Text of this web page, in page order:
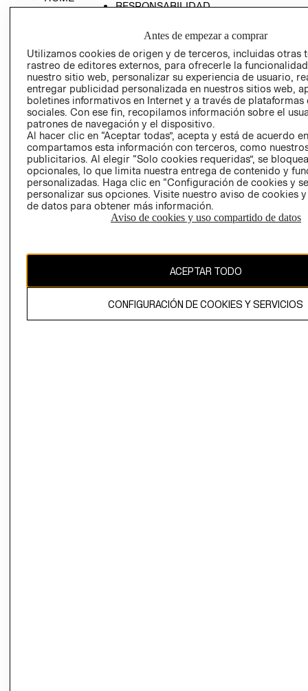
RESPONSABILIDAD
PRENSA
RELACIÓN CON
INVERSIONISTAS
POLÍTICA
EMPRESARIAL
NUESTRAS
- RETIRO EN
TIENDA
TÉRMINOS Y
CONDICIONES
PRIVACIDAD
GIFT CARD
AVISO DE
COOKIES
Uruguay ($U)
Antes de empezar a comprar
Utilizamos cookies de origen y de terceros, incluidas otras
rastreo de editores externos, para ofrecerle la
nuestro sitio web, personalizar su experiencia de usuario,
entregar publicidad personalizada en nuestros sitios web,
boletines informativos en Internet y a través de plataformas
sociales. Con ese fin, recopilamos información sobre el
patrones de navegación y el dispositivo.
Al hacer clic en “Aceptar todas”, acepta y está de acuerdo
compartamos esta información con terceros, como
publicitarios. Al elegir “Solo cookies requeridas”, se
opcionales, lo que limita nuestra entrega de contenido y
personalizadas. Haga clic en “Configuración de cookies y
personalizar sus opciones. Visite nuestro aviso de cookies
de datos para obtener más información.
Aviso de cookies y uso compartido de datos
ACEPTAR TODO
CONFIGURACIÓN DE COOKIES Y SERVICIOS